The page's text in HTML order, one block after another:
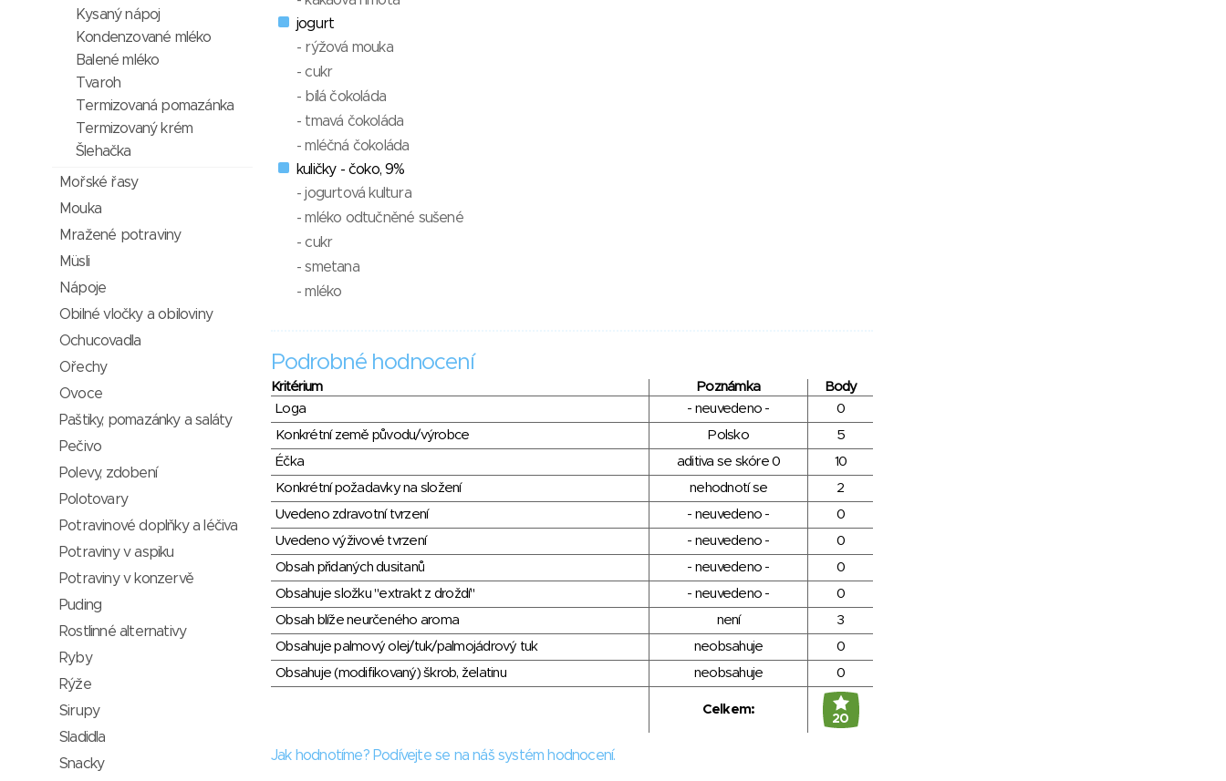
jogurt
- rýžová mouka
- cukr
- bílá čokoláda
- tmavá čokoláda
- mléčná čokoláda
kuličky - čoko, 9%
- jogurtová kultura
- mléko odtučněné sušené
- cukr
- smetana
- mléko
Podrobné hodnocení
Kritérium Poznámka
Body
Loga
- neuvedeno -
0
Konkrétní země původu/výrobce
Polsko
5
Éčka
aditiva se skóre 0
10
Konkrétní požadavky na složení
nehodnotí se
2
Uvedeno zdravotní tvrzení
- neuvedeno -
0
Uvedeno výživové tvrzení
- neuvedeno -
0
Obsah přidaných dusitanů
- neuvedeno -
0
Obsahuje složku "extrakt z droždí"
- neuvedeno -
0
Obsah blíže neurčeného aroma
není
3
Obsahuje palmový olej/tuk/palmojádrový tuk
neobsahuje
0
Obsahuje (modifikovaný) škrob, želatinu
neobsahuje 0
Celkem:
20
Jak hodnotíme? Podívejte se na náš systém hodnocení.
Kysaný nápoj
Kondenzované mléko
Balené mléko
Tvaroh
Termizovaná pomazánka
Termizovaný krém
Šlehačka
Mořské řasy
Mouka
Mražené potraviny
Müsli
Nápoje
Obilné vločky a obiloviny
Ochucovadla
Ořechy
Ovoce
Paštiky, pomazánky a saláty
Pečivo
Polevy, zdobení
Polotovary
Potravinové doplňky a léčiva
Potraviny v aspiku
Potraviny v konzervě
Puding
Rostlinné alternativy
Ryby
Rýže
Sirupy
Sladidla
Snacky